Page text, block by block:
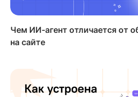
Чем ИИ-агент отличается от
на сайте